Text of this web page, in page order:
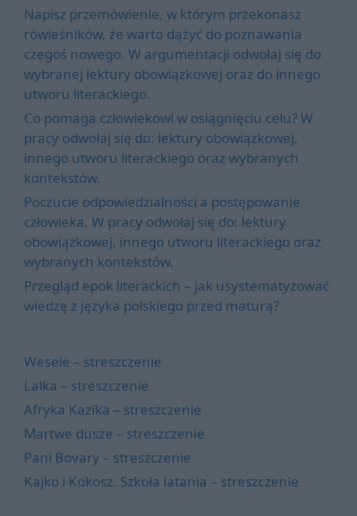
Napisz przemówienie, w którym przekonasz
rówieśników, że warto dążyć do poznawania
czegoś nowego. W argumentacji odwołaj się do
wybranej lektury obowiązkowej oraz do innego
utworu literackiego.
Co pomaga człowiekowi w osiągnięciu celu? W
pracy odwołaj się do: lektury obowiązkowej,
innego utworu literackiego oraz wybranych
kontekstów.
Poczucie odpowiedzialności a postępowanie
człowieka. W pracy odwołaj się do: lektury
obowiązkowej, innego utworu literackiego oraz
wybranych kontekstów.
Przegląd epok literackich – jak usystematyzować
wiedzę z języka polskiego przed maturą?
Wesele – streszczenie
Lalka – streszczenie
Afryka Kazika – streszczenie
Martwe dusze – streszczenie
Pani Bovary – streszczenie
Kajko i Kokosz. Szkoła latania – streszczenie